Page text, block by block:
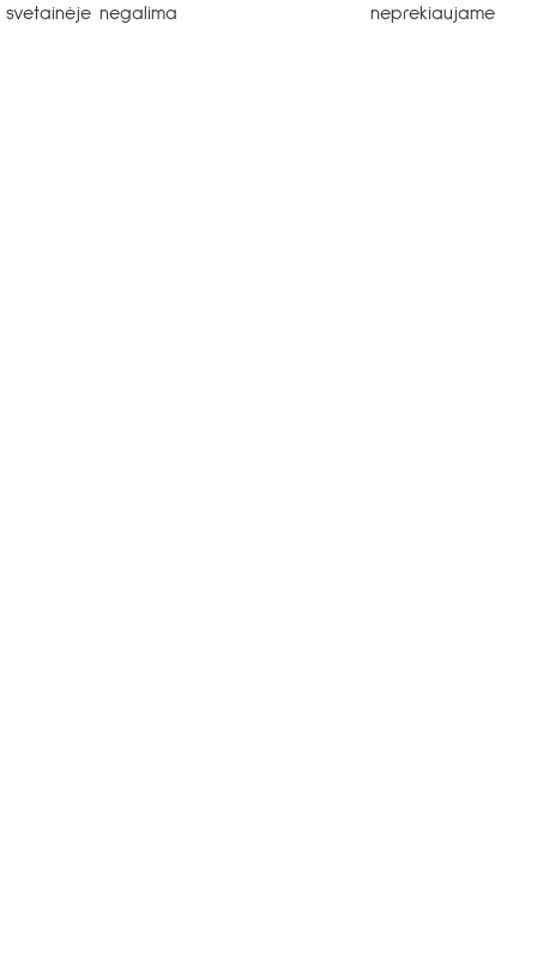
svetainėje negalima
neprekiaujame